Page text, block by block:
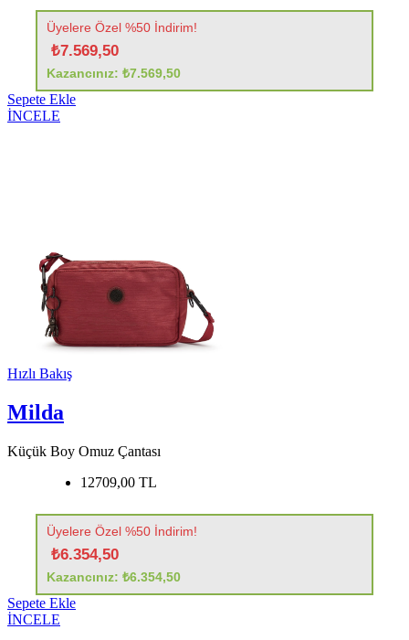
Üyelere Özel %50 İndirim!
₺7.569,50
Kazancınız: ₺7.569,50
Sepete Ekle
İNCELE
Hızlı Bakış
Milda
Küçük Boy Omuz Çantası
12709,00 TL
Üyelere Özel %50 İndirim!
₺6.354,50
Kazancınız: ₺6.354,50
Sepete Ekle
İNCELE